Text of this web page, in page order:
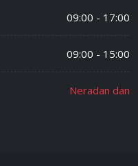
09:00 - 17:00
09:00 - 15:00
Neradan dan